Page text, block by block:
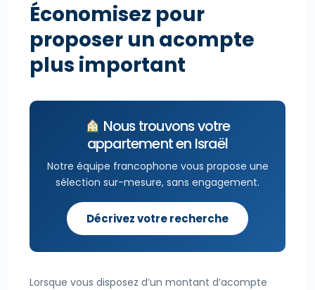
Économisez pour
proposer un acompte
plus important
Nous trouvons votre
appartement en Israël
Notre équipe francophone vous propose une
sélection sur-mesure, sans engagement.
Décrivez votre recherche
Lorsque vous disposez d’un montant d’acompte